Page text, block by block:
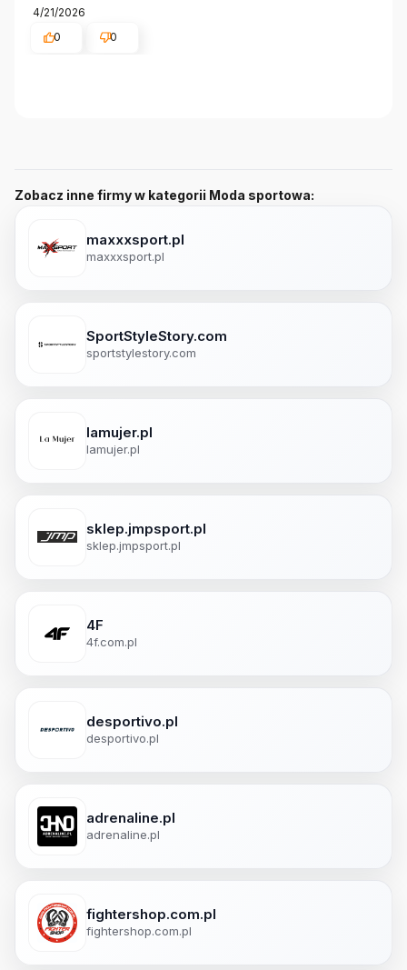
4/21/2026
0
0
Zobacz inne firmy w kategorii Moda sportowa:
maxxxsport.pl
maxxxsport.pl
SportStyleStory.com
sportstylestory.com
lamujer.pl
lamujer.pl
sklep.jmpsport.pl
sklep.jmpsport.pl
4F
4f.com.pl
desportivo.pl
desportivo.pl
adrenaline.pl
adrenaline.pl
fightershop.com.pl
fightershop.com.pl